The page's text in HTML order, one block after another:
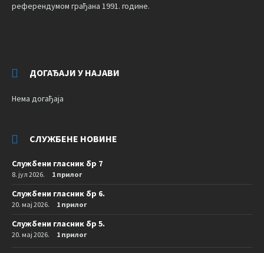
референдумом грађана 1991. године.
ДОГАЂАЈИ У НАЈАВИ
Нема догађаја
СЛУЖБЕНЕ НОВИНЕ
Службени гласник бр 7
8. јул 2026. 1 прилог
Службени гласник бр 6.
20. мај 2026. 1 прилог
Службени гласник бр 5.
20. мај 2026. 1 прилог